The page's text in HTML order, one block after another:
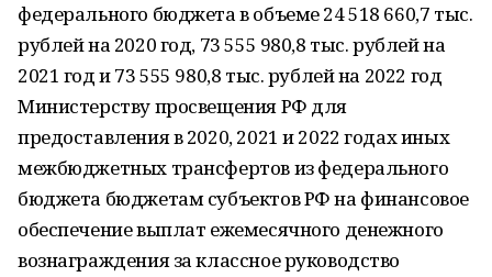
федерального бюджета в объеме 24 518 660,7 тыс.
рублей на 2020 год, 73 555 980,8 тыс. рублей на
2021 год и 73 555 980,8 тыс. рублей на 2022 год
Министерству просвещения РФ для
предоставления в 2020, 2021 и 2022 годах иных
межбюджетных трансфертов из федерального
бюджета бюджетам субъектов РФ на финансовое
обеспечение выплат ежемесячного денежного
вознаграждения за классное руководство